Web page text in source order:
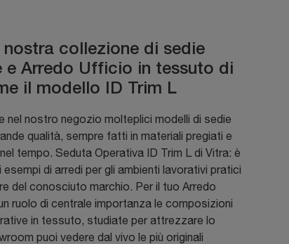
collezione di sedie
e Arredo Ufficio in tessuto di
il modello ID Trim L
nel nostro negozio molteplici modelli di sedie
qualità, sempre fatti in materiali pregiati e
tempo. Seduta Operativa ID Trim L di Vitra: è
esempi di arredi per gli ambienti lavorativi pratici
del conosciuto marchio. Per il tuo Arredo
ruolo di centrale importanza le composizioni
in tessuto, studiate per attrezzare lo
puoi vedere dal vivo le più originali